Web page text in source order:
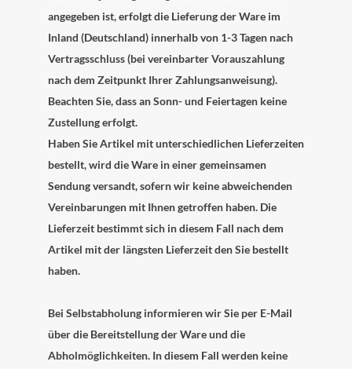
angegeben ist, erfolgt die Lieferung der Ware im
Inland (Deutschland) innerhalb von 1-3 Tagen nach
Vertragsschluss (bei vereinbarter Vorauszahlung
nach dem Zeitpunkt Ihrer Zahlungsanweisung).
Beachten Sie, dass an Sonn- und Feiertagen keine
Zustellung erfolgt.
Haben Sie Artikel mit unterschiedlichen Lieferzeiten
bestellt, wird die Ware in einer gemeinsamen
Sendung versandt, sofern wir keine abweichenden
Vereinbarungen mit Ihnen getroffen haben. Die
Lieferzeit bestimmt sich in diesem Fall nach dem
Artikel mit der längsten Lieferzeit den Sie bestellt
haben.
Bei Selbstabholung informieren wir Sie per E-Mail
über die Bereitstellung der Ware und die
Abholmöglichkeiten. In diesem Fall werden keine